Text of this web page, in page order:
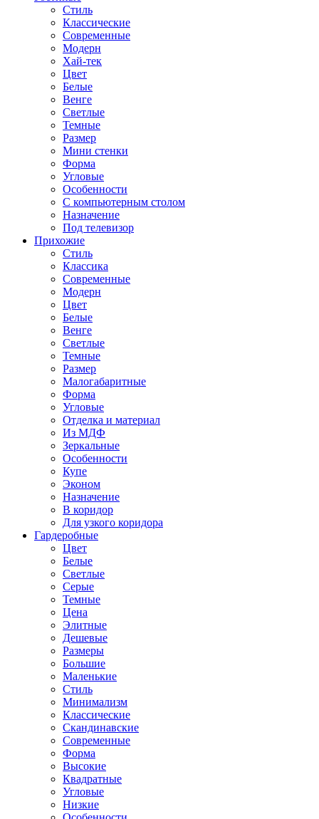
Стиль
Классические
Современные
Модерн
Хай-тек
Цвет
Белые
Венге
Светлые
Темные
Размер
Мини стенки
Форма
Угловые
Особенности
С компьютерным столом
Назначение
Под телевизор
Прихожие
Стиль
Классика
Современные
Модерн
Цвет
Белые
Венге
Светлые
Темные
Размер
Малогабаритные
Форма
Угловые
Отделка и материал
Из МДФ
Зеркальные
Особенности
Купе
Эконом
Назначение
В коридор
Для узкого коридора
Гардеробные
Цвет
Белые
Светлые
Серые
Темные
Цена
Элитные
Дешевые
Размеры
Большие
Маленькие
Стиль
Минимализм
Классические
Скандинавские
Современные
Форма
Высокие
Квадратные
Угловые
Низкие